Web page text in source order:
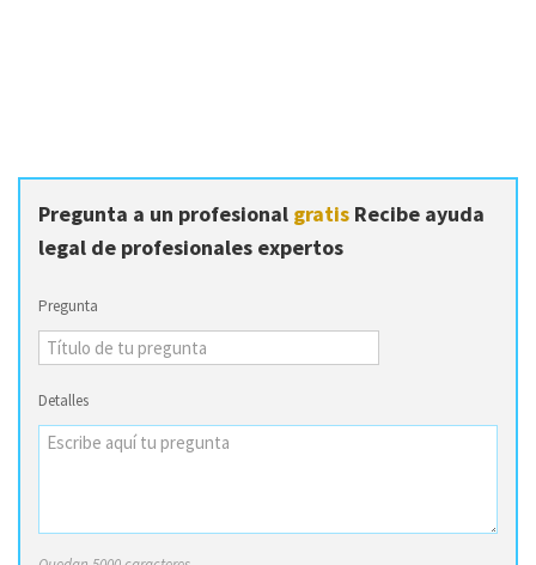
Pregunta a un profesional gratis Recibe ayuda
legal de profesionales expertos
Pregunta
Detalles